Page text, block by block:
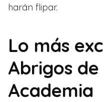
harán flipar.
Lo más
Abrigos
Academia